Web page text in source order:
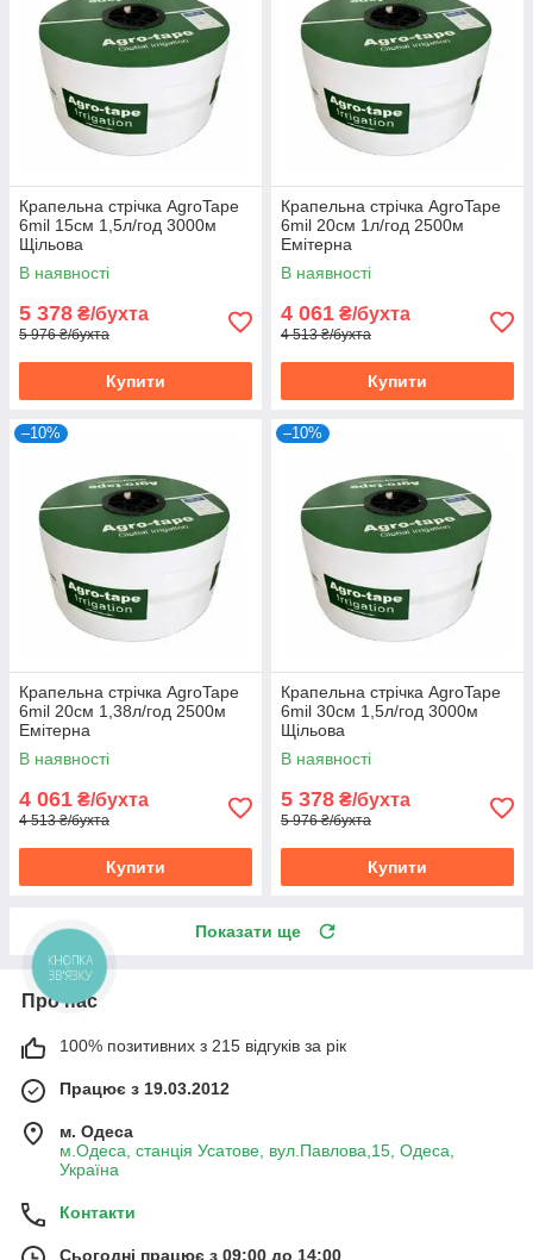
Крапельна стрічка AgroTape
6mil 15см 1,5л/год 3000м
Щільова
В наявності
5 378 ₴/бухта
5 976 ₴/бухта
Купити
Крапельна стрічка AgroTape
6mil 20см 1л/год 2500м
Емітерна
В наявності
4 061 ₴/бухта
4 513 ₴/бухта
Купити
–10%
Крапельна стрічка AgroTape
6mil 20см 1,38л/год 2500м
Емітерна
В наявності
4 061 ₴/бухта
4 513 ₴/бухта
Купити
–10%
Крапельна стрічка AgroTape
6mil 30см 1,5л/год 3000м
Щільова
В наявності
5 378 ₴/бухта
5 976 ₴/бухта
Купити
Показати ще
Про нас
100% позитивних з 215 відгуків за рік
Працює з 19.03.2012
м. Одеса
м.Одеса, станція Усатове, вул.Павлова,15, Одеса,
Україна
Контакти
Сьогодні працює з 09:00 до 14:00